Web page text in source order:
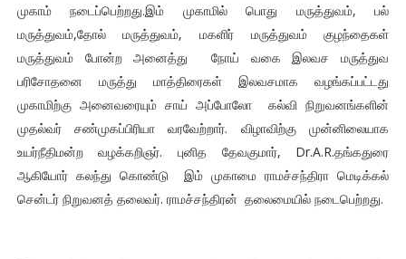
முகாம் நடைப்பெற்றது.இம் முகாமில் பொது மருத்துவம், பல்
மருத்துவம்,தோல் மருத்துவம், மகளிர் மருத்துவம் குழந்தைகள்
மருத்துவம் போன்ற அனைத்து நோய் வகை இலவச மருத்துவ
பரிசோதனை மருத்து மாத்திரைகள் இலவசமாக வழங்கப்பட்டது
முகாமிற்கு அனைவரையும் சாய் அப்போலோ கல்வி நிறுவனங்களின்
முதல்வர் சண்முகப்பிரியா வரவேற்றார். விழாவிற்கு முன்னிலையாக
உயர்நீதிமன்ற வழக்கறிஞர். புனித தேவகுமார், Dr.A.R.தங்கதுரை
ஆகியோர் கலந்து கொண்டு இம் முகாமை ராமச்சந்திரா மெடிக்கல்
சென்டர் நிறுவனத் தலைவர். ராமச்சந்திரன் தலைமையில் நடைபெற்றது.